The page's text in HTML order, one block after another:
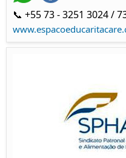
📞 +55 73 - 3251 3024 /